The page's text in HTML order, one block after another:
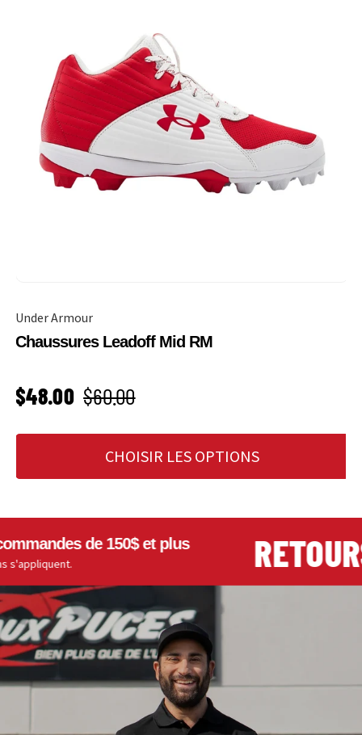
Under Armour
Chaussures Leadoff Mid RM
PRIX SOLDÉ
$48.00 Prix habituel
$60.00
CHOISIR LES OPTIONS
de 150$ et plus RETOURS